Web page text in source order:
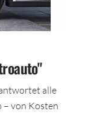
alle
– von Kosten